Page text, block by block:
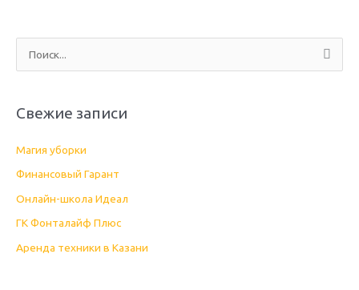
с
к
Свежие записи
Магия уборки
Финансовый Гарант
Онлайн-школа Идеал
ГК Фонталайф Плюс
Аренда техники в Казани